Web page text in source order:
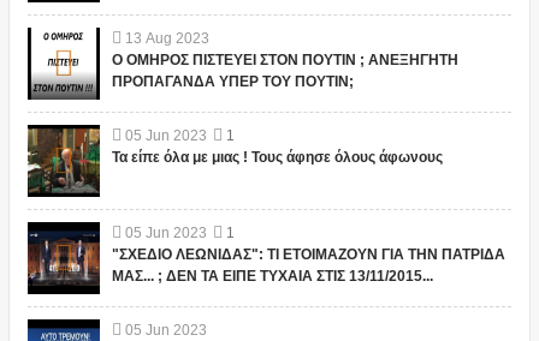
13 Aug 2023
Ο ΟΜΗΡΟΣ ΠΙΣΤΕΥΕΙ ΣΤΟΝ ΠΟΥΤΙΝ ; ΑΝΕΞΗΓΗΤΗ
ΠΡΟΠΑΓΑΝΔΑ ΥΠΕΡ ΤΟΥ ΠΟΥΤΙΝ;
05 Jun 2023
1
Τα είπε όλα με μιας ! Τους άφησε όλους άφωνους
05 Jun 2023
1
"ΣΧΕΔΙΟ ΛΕΩΝΙΔΑΣ": ΤΙ ΕΤΟΙΜΑΖΟΥΝ ΓΙΑ ΤΗΝ ΠΑΤΡΙΔΑ
ΜΑΣ... ; ΔΕΝ ΤΑ ΕΙΠΕ ΤΥΧΑΙΑ ΣΤΙΣ 13/11/2015...
05 Jun 2023